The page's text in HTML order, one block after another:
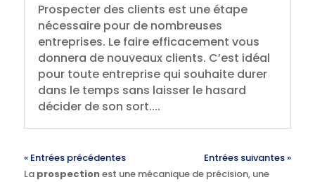
Prospecter des clients est une étape
nécessaire pour de nombreuses
entreprises. Le faire efficacement vous
donnera de nouveaux clients. C’est idéal
pour toute entreprise qui souhaite durer
dans le temps sans laisser le hasard
décider de son sort....
« Entrées précédentes
Entrées suivantes »
La prospectionest une mécanique de précision, une